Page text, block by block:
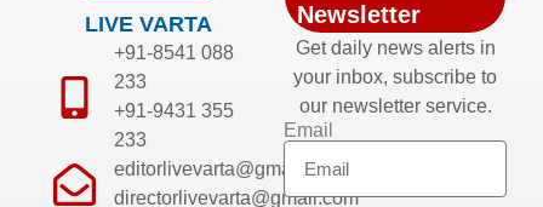
LIVE VARTA
+91-8541 088
233
+91-9431 355
233
editorlivevarta@gmail.com
directorlivevarta@gmail.com
Newsletter
Get daily news alerts in
your inbox, subscribe to
our newsletter service.
Email